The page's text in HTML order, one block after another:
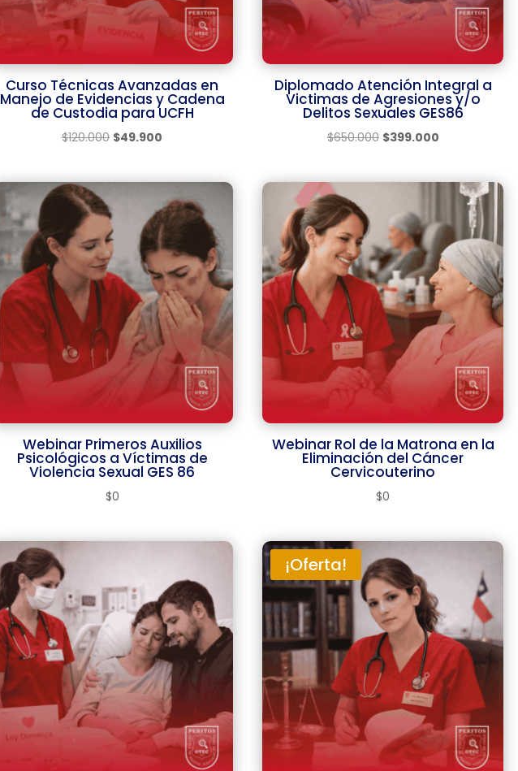
Curso Técnicas Avanzadas en
Manejo de Evidencias y Cadena
de Custodia para UCFH
$120.000 El
original
$120.000.
$49.900
actual
es:
$49.900.
Diplomado Atención Integral a
Victimas de Agresiones y/o
Delitos Sexuales GES86
$650.000 El
original
$650.000.
$399.000El
actual
$399.000.
Webinar Primeros Auxilios
Psicológicos a Víctimas de
Violencia Sexual GES 86
$0
Webinar Rol de la Matrona en la
Eliminación del Cáncer
Cervicouterino
$0
¡Oferta!